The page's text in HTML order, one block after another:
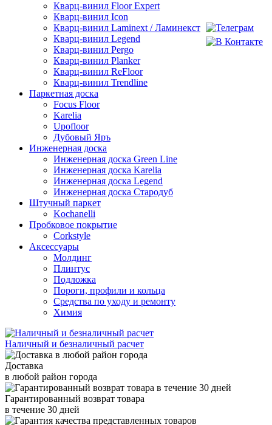
Кварц-винил Floor Expert
Кварц-винил Icon
Кварц-винил Laminext / Ламинекст
Кварц-винил Legend
Кварц-винил Pergo
Кварц-винил Planker
Кварц-винил ReFloor
Кварц-винил Trendline
Паркетная доска
Focus Floor
Karelia
Upofloor
Дубовый Яръ
Инженерная доска
Инженерная доска Green Line
Инженерная доска Karelia
Инженерная доска Legend
Инженерная доска Стародуб
Штучный паркет
Kochanelli
Пробковое покрытие
Corkstyle
Аксессуары
Молдинг
Плинтус
Подложка
Пороги, профили и кольца
Средства по уходу и ремонту
Химия
Наличный и безналичный расчет
Доставка
в любой район города
Гарантированный возврат товара
в течение 30 дней